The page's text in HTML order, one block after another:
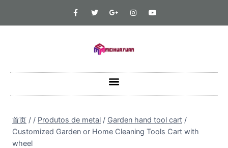
首页 / / Produtos de metal / Garden hand tool cart /
Customized Garden or Home Cleaning Tools Cart with
wheel